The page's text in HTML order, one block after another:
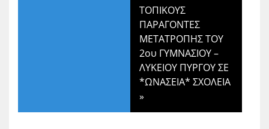
ΤΟΠΙΚΟΥΣ
ΠΑΡΑΓΟΝΤΕΣ
ΜΕΤΑΤΡΟΠΗΣ ΤΟΥ
2ου ΓΥΜΝΑΣΙΟΥ –
ΛΥΚΕΙΟΥ ΠΥΡΓΟΥ ΣΕ
*ΩΝΑΣΕΙΑ* ΣΧΟΛΕΙΑ
»